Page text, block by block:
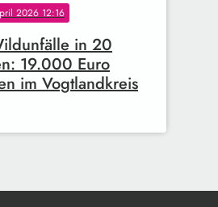
2026 12:16
in 20
19.000 Euro
im Vogtlandkreis